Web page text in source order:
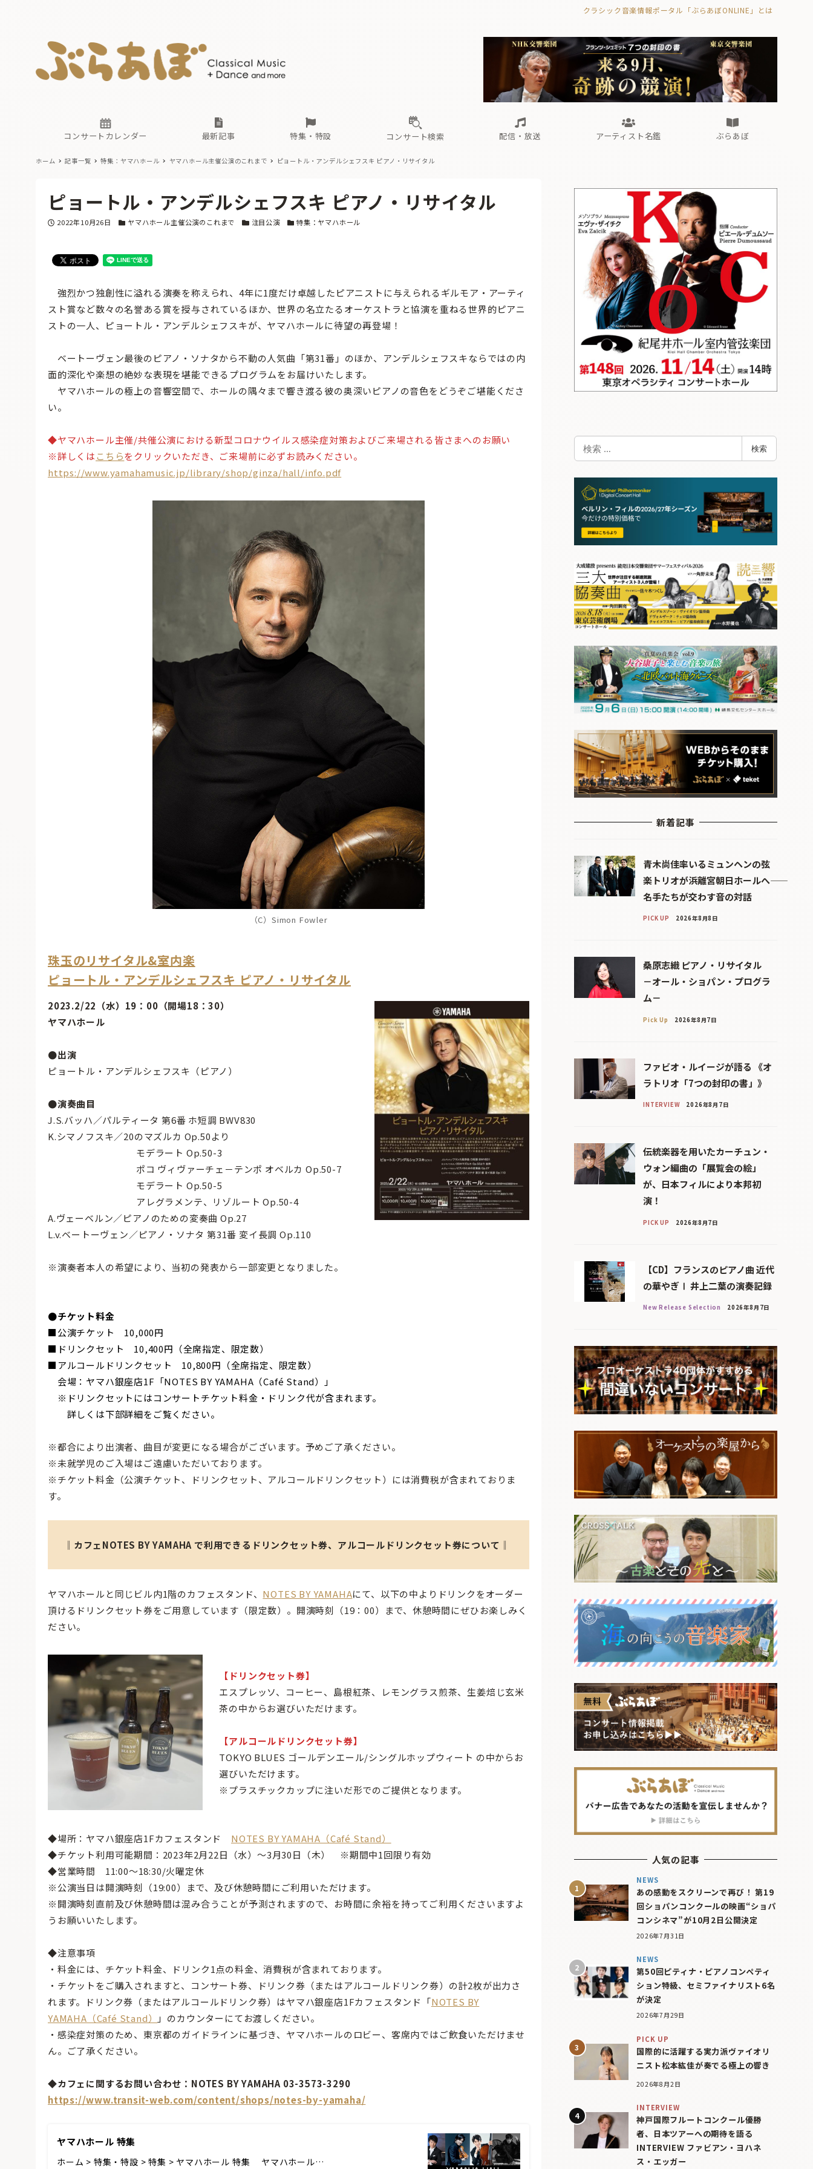
クラシック音楽情報ポータル「ぶらあぼONLINE」とは
コンサートカレンダー 最新記事
古楽とその先と オーケストラの楽屋から 海の向こうの音楽家 ぶらあぼブラス！
フォルテピアノ・オデッセイ
特集・特設
現場のプロが推す！間違いないオーケストラコンサート
過去の特集
コンサート検索 配信・放送
無料ライブ配信スケジュール 有料ライブ配信スケジュール
アーティスト名鑑
あ か た な は ら
ぶらあぼ
古楽とその先と Aからの眺望 ぶらあぼブラス！
フォルテピアノ・オデッセイ
無料ライブ配信スケジュール
あ か さ
ホーム 記事一覧 特集：ヤマハホール ヤマハホール主催公演のこれまで ピョートル・アンデルシェフスキ ピアノ・リサイタル
ピョートル・アンデルシェフスキ ピアノ・リサイタル
投稿日
2022年10月26日 カテゴリー
ヤマハホール主催公演のこれまで カテゴリー
注目公演 カテゴリー
特集：ヤマハホール
強烈かつ独創性に溢れる演奏を称えられ、4年に1度だけ卓越したピアニストに与えられるギルモア・アーティ
スト賞など数々の名誉ある賞を授与されているほか、世界の名立たるオーケストラと協演を重ねる世界的ピアニ
ストの一人、ピョートル・アンデルシェフスキが、ヤマハホールに待望の再登場！
ベートーヴェン最後のピアノ・ソナタから不動の人気曲「第31番」のほか、アンデルシェフスキならではの内
面的深化や楽想の絶妙な表現を堪能できるプログラムをお届けいたします。
ヤマハホールの極上の音響空間で、ホールの隅々まで響き渡る彼の奥深いピアノの音色をどうぞご堪能くださ
い。
◆ヤマハホール主催/共催公演における新型コロナウイルス感染症対策およびご来場される皆さまへのお願い
※詳しくは こちらをクリックいただき、ご来場前に必ずお読みください。
https://www.yamahamusic.jp/library/shop/ginza/hall/info.pdf
（C）Simon Fowler
珠玉のリサイタル&室内楽
ピョートル・アンデルシェフスキ ピアノ・リサイタル
2023.2/22（水）19：00（開場18：30）
ヤマハホール
●出演
ピョートル・アンデルシェフスキ（ピアノ）
●演奏曲目
J.S.バッハ／パルティータ 第6番 ホ短調 BWV830
K.シマノフスキ／20のマズルカ Op.50より
モデラート Op.50-3
ポコ ヴィヴァーチェ－テンポ オベルカ Op.50-7
モデラート Op.50-5
アレグラメンテ、リゾルート Op.50-4
A.ヴェーベルン／ピアノのための変奏曲 Op.27
L.v.ベートーヴェン／ピアノ・ソナタ 第31番 変イ長調 Op.110
※演奏者本人の希望により、当初の発表から一部変更となりました。
●チケット料金
■公演チケット 10,000円
■ドリンクセット 10,400円（全席指定、限定数）
■アルコールドリンクセット 10,800円（全席指定、限定数）
会場：ヤマハ銀座店1F「NOTES BY YAMAHA（Café Stand）」
※ドリンクセットにはコンサートチケット料金・ドリンク代が含まれます。
詳しくは下部詳細をご覧ください。
※都合により出演者、曲目が変更になる場合がございます。予めご了承ください。
※未就学児のご入場はご遠慮いただいております。
※チケット料金（公演チケット、ドリンクセット、アルコールドリンクセット）には消費税が含まれておりま
す。
‖カフェNOTES BY YAMAHA で利用できるドリンクセット券、アルコールドリンクセット券について‖
ヤマハホールと同じビル内1階のカフェスタンド、 NOTES BY YAMAHAにて、以下の中よりドリンクをオーダー
頂けるドリンクセット券をご用意しています（限定数）。開演時刻（19：00）まで、休憩時間にぜひお楽しみく
ださい。
【ドリンクセット券】
エスプレッソ、コーヒー、島根紅茶、レモングラス煎茶、生姜焙じ玄米
茶の中からお選びいただけます。
【アルコールドリンクセット券】
TOKYO BLUES ゴールデンエール/シングルホップウィート の中からお
選びいただけます。
※プラスチックカップに注いだ形でのご提供となります。
◆場所：ヤマハ銀座店1Fカフェスタンド NOTES BY YAMAHA（Café Stand）
◆チケット利用可能期間：2023年2月22日（水）～3月30日（木） ※期間中1回限り有効
◆営業時間 11:00～18:30/火曜定休
※公演当日は開演時刻（19:00）まで、及び休憩時間にご利用いただけます。
※開演時刻直前及び休憩時間は混み合うことが予測されますので、お時間に余裕を持ってご利用くださいますよ
うお願いいたします。
◆注意事項
・料金には、チケット料金、ドリンク1点の料金、消費税が含まれております。
・チケットをご購入されますと、コンサート券、ドリンク券（またはアルコールドリンク券）の計2枚が出力さ
れます。ドリンク券（またはアルコールドリンク券）はヤマハ銀座店1Fカフェスタンド「NOTES BY
YAMAHA（Café Stand）
」のカウンターにてお渡しください。
・感染症対策のため、東京都のガイドラインに基づき、ヤマハホールのロビー、客席内ではご飲食いただけませ
ん。ご了承ください。
◆カフェに関するお問い合わせ：NOTES BY YAMAHA 03-3573-3290
https://www.transit-web.com/content/shops/notes-by-yamaha/
ヤマハホール 特集
ホーム > 特集・特設 > 特集 > ヤマハホール 特集 ヤマハホール…
検
索
検索
新着記事
青木尚佳率いるミュンヘンの弦
楽トリオが浜離宮朝日ホールへ――
名手たちが交わす音の対話
PICK UP 2026年8月8日
桑原志織 ピアノ・リサイタル
－オール・ショパン・プログラ
ム－
Pick Up 2026年8月7日
ファビオ・ルイージが語る 《オ
ラトリオ「7つの封印の書」》
INTERVIEW 2026年8月7日
伝統楽器を用いたカーチュン・
ウォン編曲の「展覧会の絵」
が、日本フィルにより本邦初
演！
PICK UP 2026年8月7日
【CD】フランスのピアノ曲 近代
の華やぎⅠ 井上二葉の演奏記録
New Release Selection 2026年8月7日
人気の記事
NEWS
あの感動をスクリーンで再び！ 第19
回ショパンコンクールの映画“ショパ
コンシネマ”が10月2日公開決定
2026年7月31日
NEWS
第50回ピティナ・ピアノコンペティ
ション特級、セミファイナリスト6名
が決定
2026年7月29日
PICK UP
国際的に活躍する実力派ヴァイオリ
ニスト松本紘佳が奏でる極上の響き
2026年8月2日
INTERVIEW
神戸国際フルートコンクール優勝
者、日本ツアーへの期待を語る
INTERVIEW ファビアン・ヨハネ
ス・エッガー